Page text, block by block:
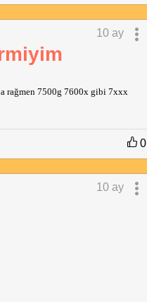
10 ay
rağmen 7500g 7600x gibi 7xxx
0
10 ay